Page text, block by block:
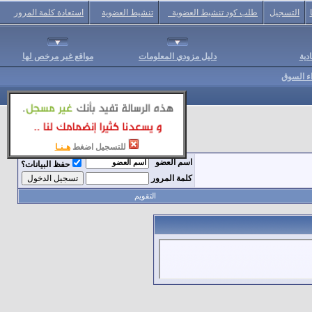
للتسجيل اضغط هـنـا
التسجيل طلب كود تنشيط العضوية تنشيط العضوية استعادة كلمة المرور
دليل مزودي المعلومات مواقع غير مرخص لها
السوق
اسم العضو
حفظ البيانات؟
كلمة المرور
التقويم